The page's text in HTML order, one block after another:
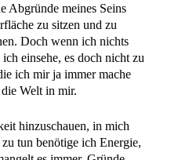
Abgründe meines Seins
zu sitzen und zu
Doch wenn ich nichts
einsehe, es doch nicht zu
ich mir ja immer mache
Welt in mir.
hinzuschauen, in mich
tun benötige ich Energie,